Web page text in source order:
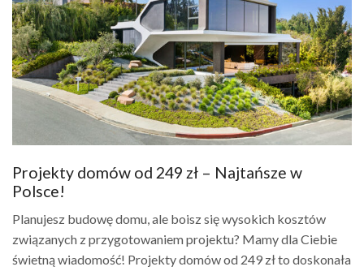
Projekty domów od 249 zł – Najtańsze w
Polsce!
Planujesz budowę domu, ale boisz się wysokich kosztów
związanych z przygotowaniem projektu? Mamy dla Ciebie
świetną wiadomość! Projekty domów od 249 zł to doskonała